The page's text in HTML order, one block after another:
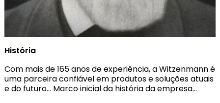
História
Com mais de 165 anos de experiência, a Witzenmann é
uma parceira confiável em produtos e soluções atuais
e do futuro... Marco inicial da história da empresa...